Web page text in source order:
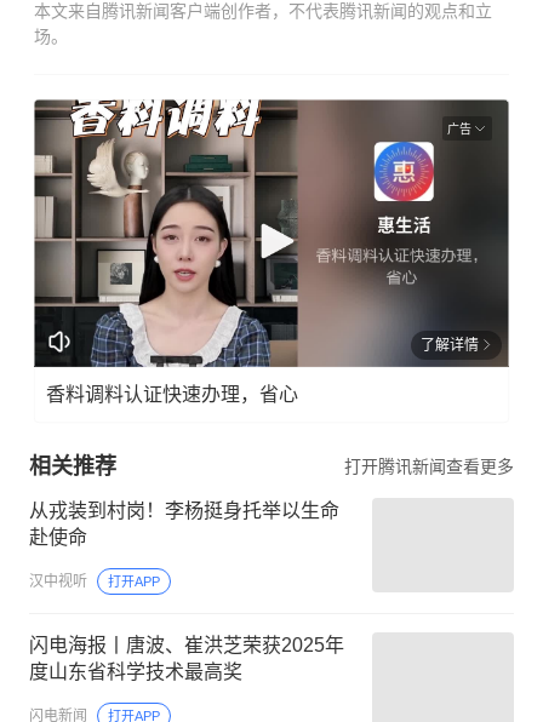
本文来自腾讯新闻客户端创作者，不代表腾讯新闻的观点和立
场。
广告
了解详情
香料调料认证快速办理，省心
相关推荐 打开腾讯新闻查看更多
从戎装到村岗！李杨挺身托举以生命
赴使命
汉中视听 打开APP
闪电海报丨唐波、崔洪芝荣获2025年
度山东省科学技术最高奖
闪电新闻 打开APP